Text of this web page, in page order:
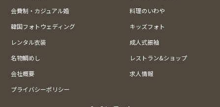
会費制・カジュアル婚
料理のいわや
韓国フォトウェディング
キッズフォト
レンタル衣装
成人式振袖
名物鯛めし
レストラン&ショップ
会社概要
求人情報
プライバシーポリシー